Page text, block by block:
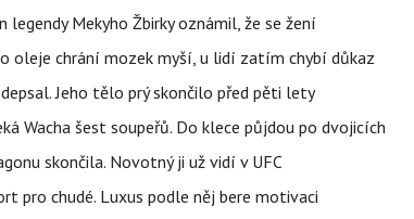
legendy Mekyho Žbirky oznámil, že se žení
oleje chrání mozek myší, u lidí zatím chybí důkaz
Jeho tělo prý skončilo před pěti lety
Wacha šest soupeřů. Do klece půjdou po dvojicích
skončila. Novotný ji už vidí v UFC
pro chudé. Luxus podle něj bere motivaci